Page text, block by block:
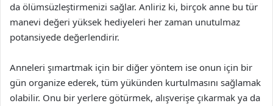
da ölümsüzleştirmenizi sağlar. Anliriz ki, birçok anne bu tür
manevi değeri yüksek hediyeleri her zaman unutulmaz
potansiyede değerlendirir.
Anneleri şımartmak için bir diğer yöntem ise onun için bir
gün organize ederek, tüm yükünden kurtulmasını sağlamak
olabilir. Onu bir yerlere götürmek, alışverişe çıkarmak ya da